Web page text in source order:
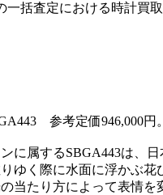
括査定における時計買
参考定価946,000円。
に属するSBGA443は、
ゆく際に水面に浮かぶ
当たり方によって表情